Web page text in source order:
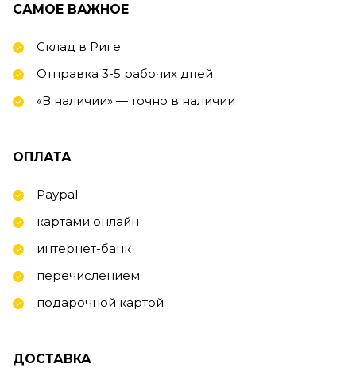
САМОЕ ВАЖНОЕ
Склад в Риге
Отправка 3-5 рабочих дней
«В наличии» — точно в наличии
ОПЛАТА
Paypal
картами онлайн
интернет-банк
перечислением
подарочной картой
ДОСТАВКА